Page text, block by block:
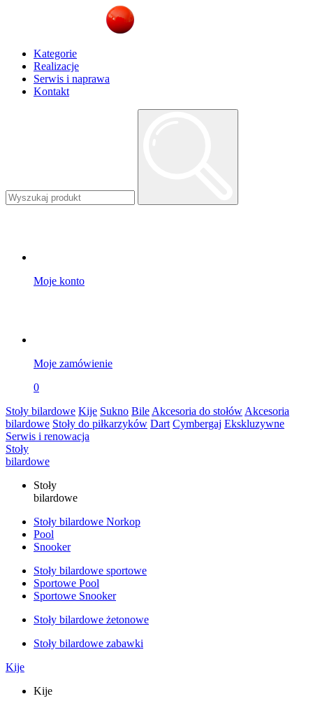
Kategorie
Realizacje
Serwis i naprawa
Kontakt
Moje konto
Moje zamówienie
0
Stoły bilardowe Kije Sukno Bile Akcesoria do stołów Akcesoria
bilardowe Stoły do piłkarzyków Dart Cymbergaj Ekskluzywne
Serwis i renowacja
Stoły
bilardowe
Stoły
bilardowe
Stoły bilardowe Norkop
Pool
Snooker
Stoły bilardowe sportowe
Sportowe Pool
Sportowe Snooker
Stoły bilardowe żetonowe
Stoły bilardowe zabawki
Kije
Kije